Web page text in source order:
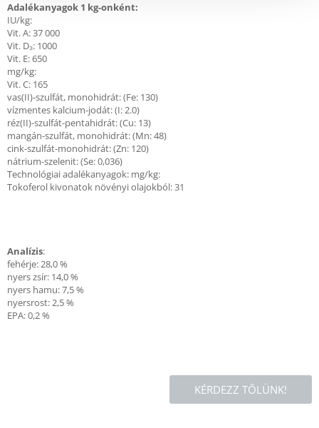
Adalékanyagok 1 kg-onként:
IU/kg:
Vit. A: 37 000
Vit. D₃: 1000
Vit. E: 650
mg/kg:
Vit. C: 165
vas(II)-szulfát, monohidrát: (Fe: 130)
vízmentes kalcium-jodát: (I: 2.0)
réz(II)-szulfát-pentahidrát: (Cu: 13)
mangán-szulfát, monohidrát: (Mn: 48)
cink-szulfát-monohidrát: (Zn: 120)
nátrium-szelenit: (Se: 0,036)
Technológiai adalékanyagok: mg/kg:
Tokoferol kivonatok növényi olajokból: 31
Analízis:
fehérje: 28,0 %
nyers zsír: 14,0 %
nyers hamu: 7,5 %
nyersrost: 2,5 %
EPA: 0,2 %
KÉRDEZZ TŐLÜNK!